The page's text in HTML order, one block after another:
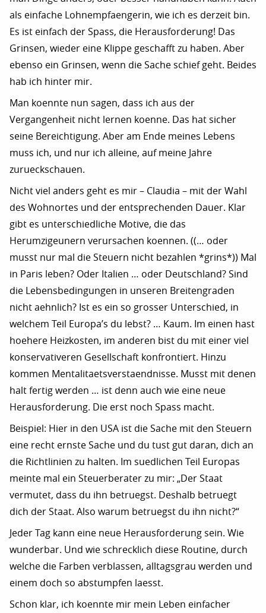
als einfache Lohnempfaengerin, wie ich es derzeit bin.
Es ist einfach der Spass, die Herausforderung! Das
Grinsen, wieder eine Klippe geschafft zu haben. Aber
ebenso ein Grinsen, wenn die Sache schief geht. Beides
hab ich hinter mir.
Man koennte nun sagen, dass ich aus der
Vergangenheit nicht lernen koenne. Das hat sicher
seine Bereichtigung. Aber am Ende meines Lebens
muss ich, und nur ich alleine, auf meine Jahre
zurueckschauen.
Nicht viel anders geht es mir – Claudia – mit der Wahl
des Wohnortes und der entsprechenden Dauer. Klar
gibt es unterschiedliche Motive, die das
Herumzigeunern verursachen koennen. ((… oder
musst nur mal die Steuern nicht bezahlen *grins*)) Mal
in Paris leben? Oder Italien … oder Deutschland? Sind
die Lebensbedingungen in unseren Breitengraden
nicht aehnlich? Ist es ein so grosser Unterschied, in
welchem Teil Europa’s du lebst? … Kaum. Im einen hast
hoehere Heizkosten, im anderen bist du mit einer viel
konservativeren Gesellschaft konfrontiert. Hinzu
kommen Mentalitaetsverstaendnisse. Musst mit denen
halt fertig werden … ist denn auch wie eine neue
Herausforderung. Die erst noch Spass macht.
Beispiel: Hier in den USA ist die Sache mit den Steuern
eine recht ernste Sache und du tust gut daran, dich an
die Richtlinien zu halten. Im suedlichen Teil Europas
meinte mal ein Steuerberater zu mir: „Der Staat
vermutet, dass du ihn betruegst. Deshalb betruegt
dich der Staat. Also warum betruegst du ihn nicht?“
Jeder Tag kann eine neue Herausforderung sein. Wie
wunderbar. Und wie schrecklich diese Routine, durch
welche die Farben verblassen, alltagsgrau werden und
einem doch so abstumpfen laesst.
Schon klar, ich koennte mir mein Leben einfacher